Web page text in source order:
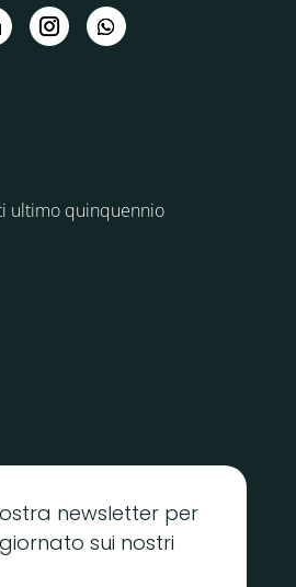
ultimo quinquennio
newsletter per
sui nostri